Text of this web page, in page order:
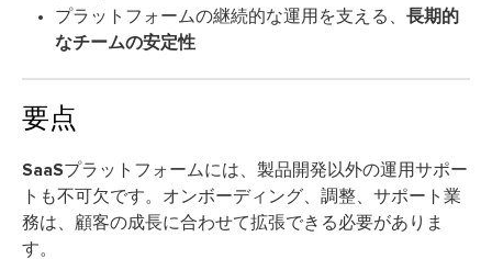
プラットフォームの継続的な運用を支える、 長期的
なチームの安定性
要点
SaaSプラットフォームには、製品開発以外の運用サポー
トも不可欠です。 オンボーディング、調整、サポート業
務は、顧客の成長に合わせて拡張できる必要がありま
す。